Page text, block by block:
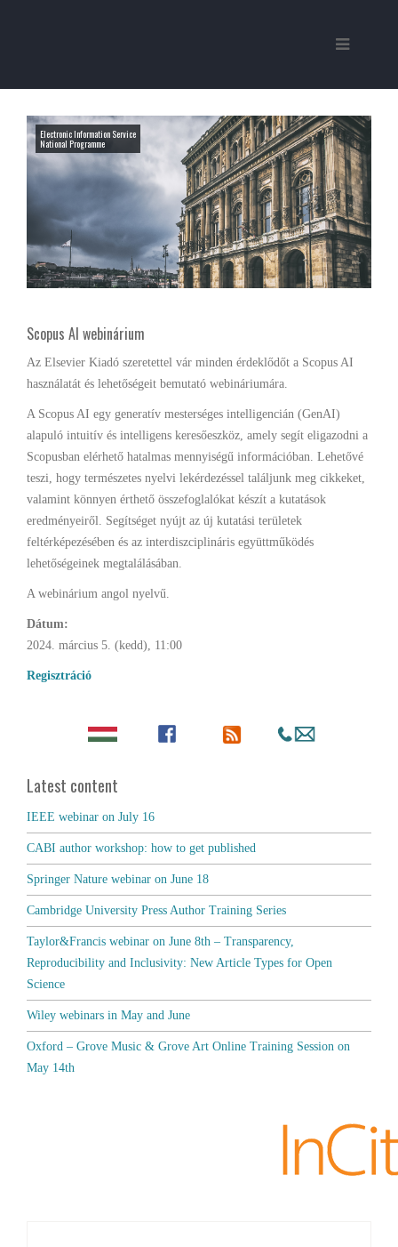
Electronic Information Service
National Programme
Scopus AI webinárium
Az Elsevier Kiadó szeretettel vár minden érdeklődőt a Scopus AI
használatát és lehetőségeit bemutató webináriumára.
A Scopus AI egy generatív mesterséges intelligencián (GenAI)
alapuló intuitív és intelligens keresőeszköz, amely segít eligazodni a
Scopusban elérhető hatalmas mennyiségű információban. Lehetővé
teszi, hogy természetes nyelvi lekérdezéssel találjunk meg cikkeket,
valamint könnyen érthető összefoglalókat készít a kutatások
eredményeiről. Segítséget nyújt az új kutatási területek
feltérképezésében és az interdiszciplináris együttműködés
lehetőségeinek megtalálásában.
A webinárium angol nyelvű.
Dátum:
2024. március 5. (kedd), 11:00
Regisztráció
Latest content
IEEE webinar on July 16
CABI author workshop: how to get published
Springer Nature webinar on June 18
Cambridge University Press Author Training Series
Taylor&Francis webinar on June 8th – Transparency,
Reproducibility and Inclusivity: New Article Types for Open
Science
Wiley webinars in May and June
Oxford – Grove Music & Grove Art Online Training Session on
May 14th